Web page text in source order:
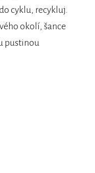
cyklu, recykluj.
okolí, šance
pustinou